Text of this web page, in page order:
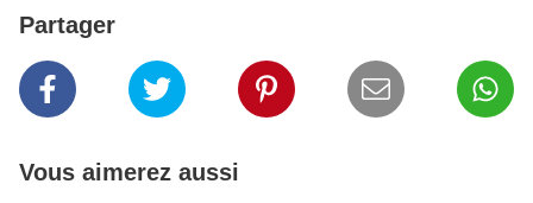
Partager
Vous aimerez aussi